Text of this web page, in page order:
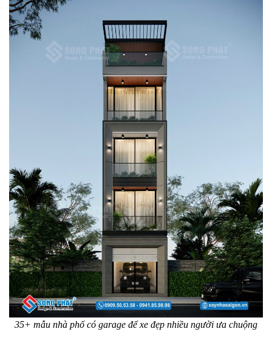
35+ mẫu nhà phố có garage để xe đẹp nhiều người ưa chuộng